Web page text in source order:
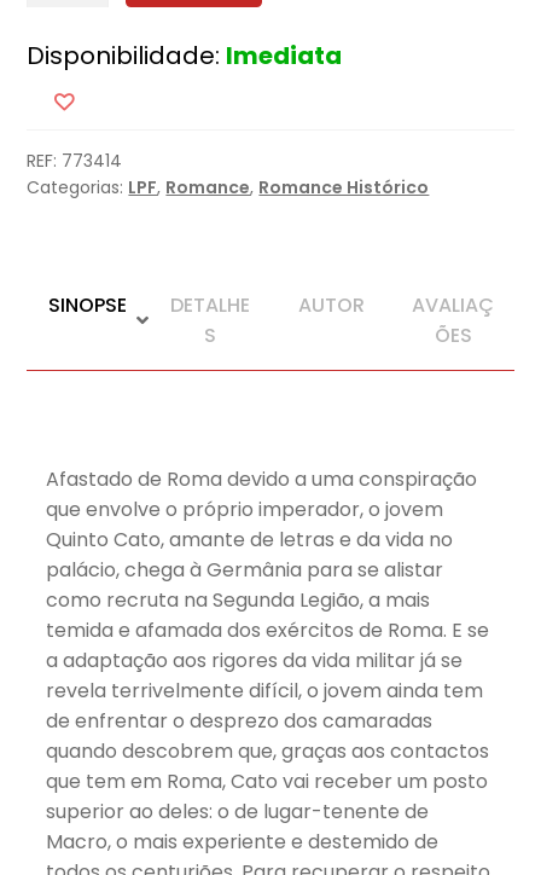
Águia
Império
[Nova
Edição]
Disponibilidade: Imediata
REF: 773414
Categorias: LPF, Romance, Romance Histórico
SINOPSE
DETALHE
S
AUTOR
AVALIAÇ
ÕES
Afastado de Roma devido a uma conspiração
que envolve o próprio imperador, o jovem
Quinto Cato, amante de letras e da vida no
palácio, chega à Germânia para se alistar
como recruta na Segunda Legião, a mais
temida e afamada dos exércitos de Roma. E se
a adaptação aos rigores da vida militar já se
revela terrivelmente difícil, o jovem ainda tem
de enfrentar o desprezo dos camaradas
quando descobrem que, graças aos contactos
que tem em Roma, Cato vai receber um posto
superior ao deles: o de lugar-tenente de
Macro, o mais experiente e destemido de